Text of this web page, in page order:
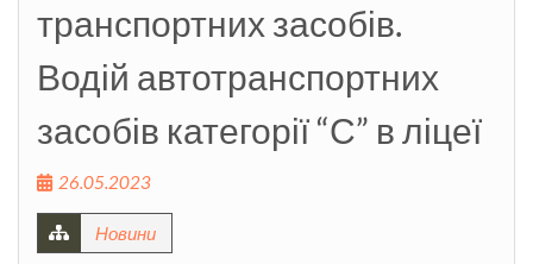
транспортних засобів.
Водій автотранспортних
засобів категорії “С” в ліцеї
26.05.2023
Новини